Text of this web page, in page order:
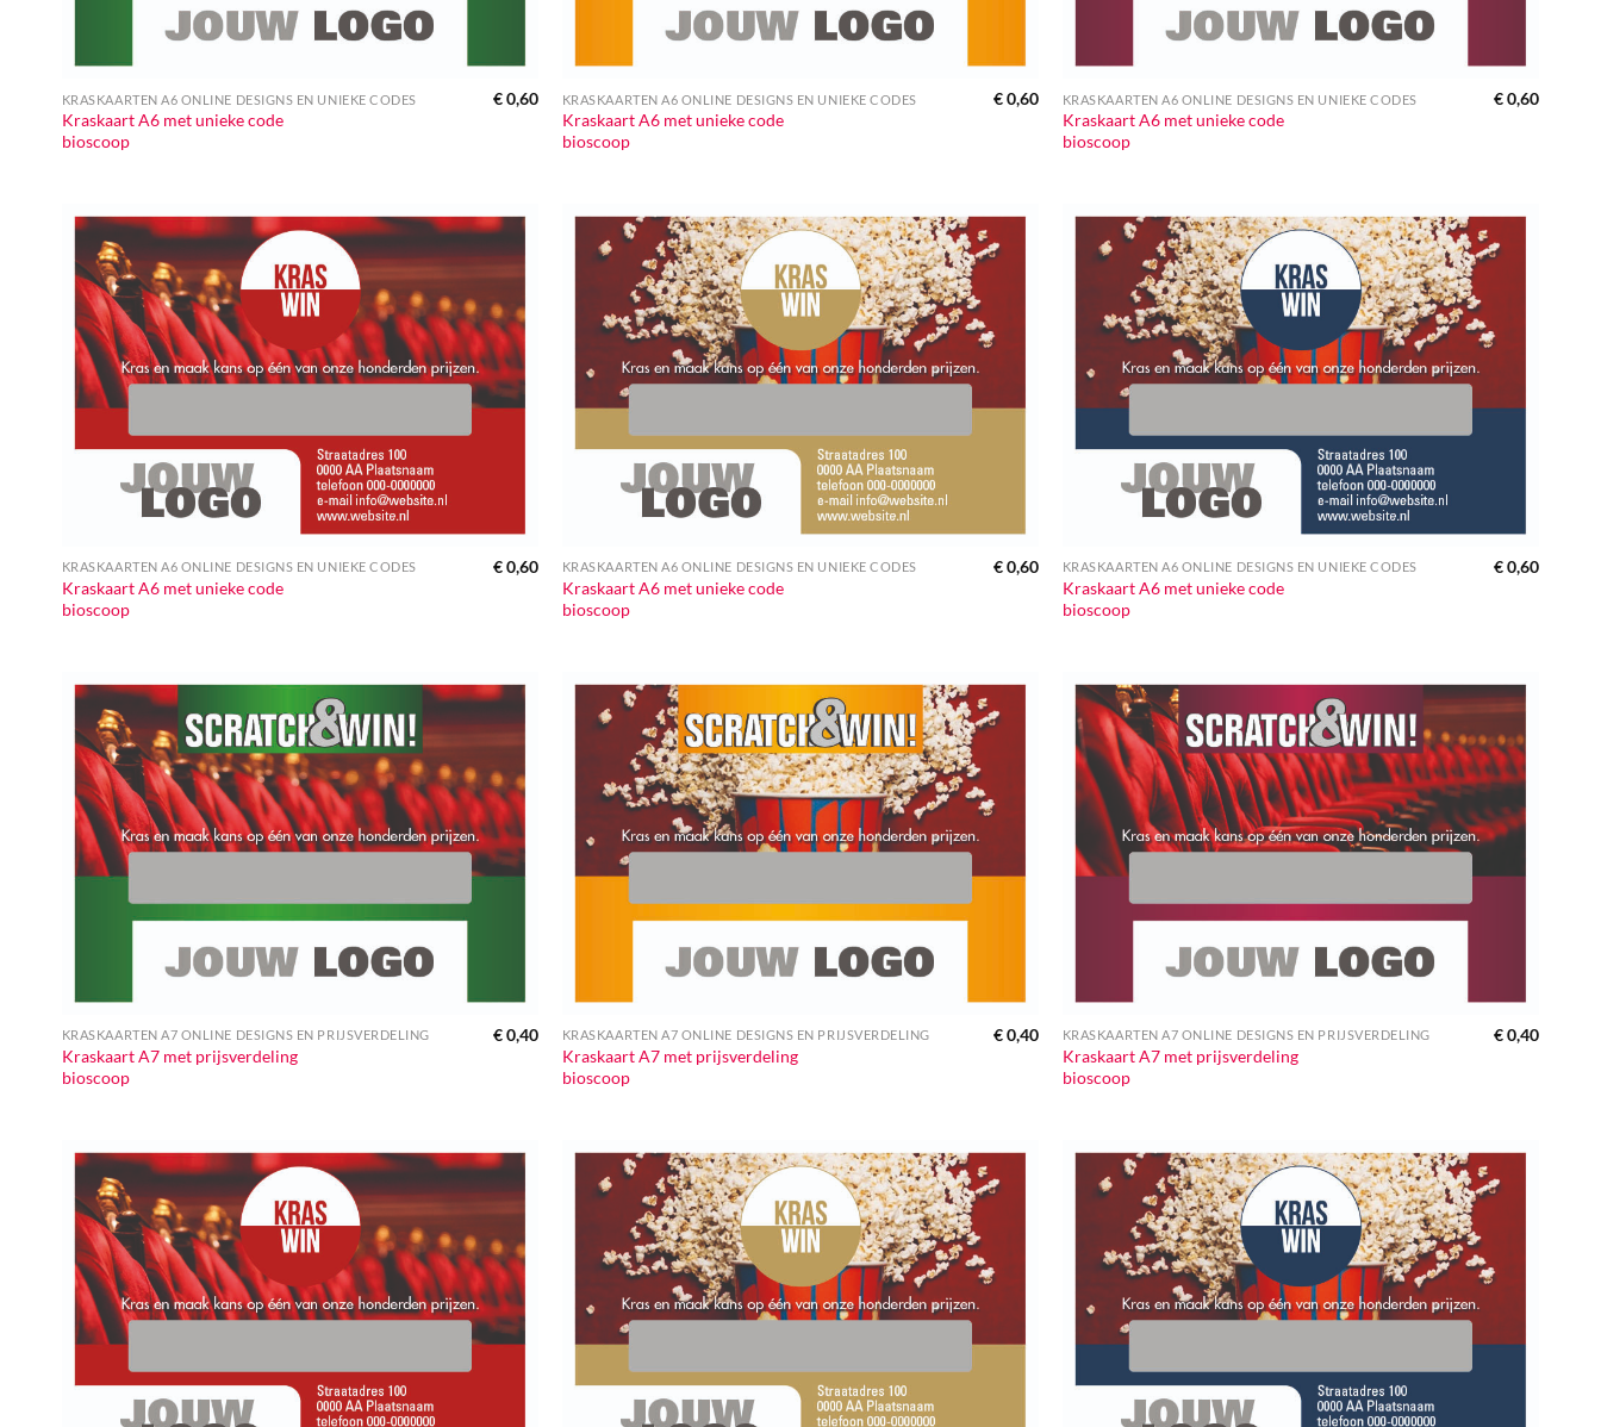
KRASKAARTEN A6 ONLINE DESIGNS EN UNIEKE CODES
Kraskaart A6 met unieke code
bioscoop
€0,60 KRASKAARTEN A6 ONLINE DESIGNS EN UNIEKE CODES
Kraskaart A6 met unieke code
bioscoop
€0,60 KRASKAARTEN A6 ONLINE DESIGNS EN UNIEKE CODES
Kraskaart A6 met unieke code
bioscoop
€0,60
KRASKAARTEN A6 ONLINE DESIGNS EN UNIEKE CODES
Kraskaart A6 met unieke code
bioscoop
€0,60 KRASKAARTEN A6 ONLINE DESIGNS EN UNIEKE CODES
Kraskaart A6 met unieke code
bioscoop
€0,60 KRASKAARTEN A6 ONLINE DESIGNS EN UNIEKE CODES
Kraskaart A6 met unieke code
bioscoop
€0,60
KRASKAARTEN A7 ONLINE DESIGNS EN PRIJSVERDELING
Kraskaart A7 met prijsverdeling
bioscoop
€0,40 KRASKAARTEN A7 ONLINE DESIGNS EN PRIJSVERDELING
Kraskaart A7 met prijsverdeling
bioscoop
€0,40 KRASKAARTEN A7 ONLINE DESIGNS EN PRIJSVERDELING
Kraskaart A7 met prijsverdeling
bioscoop
€0,40